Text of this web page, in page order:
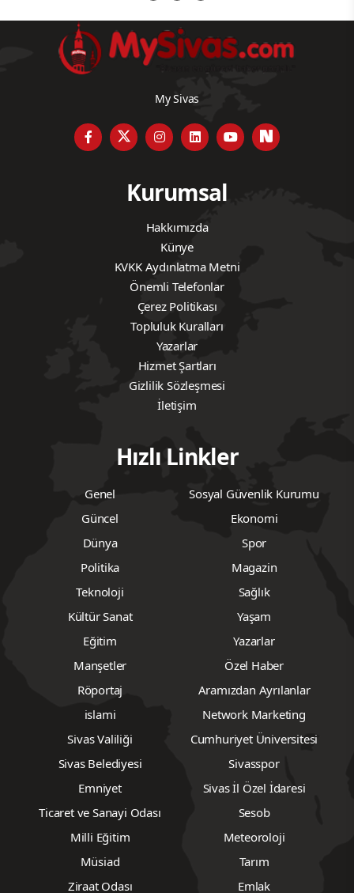
My Sivas
Kurumsal
Hakkımızda
Künye
KVKK Aydınlatma Metni
Önemli Telefonlar
Çerez Politikası
Topluluk Kuralları
Yazarlar
Hizmet Şartları
Gizlilik Sözleşmesi
İletişim
Hızlı Linkler
Genel
Sosyal Güvenlik Kurumu
Güncel
Ekonomi
Dünya
Spor
Politika
Magazin
Teknoloji
Sağlık
Kültür Sanat
Yaşam
Eğitim
Yazarlar
Manşetler
Özel Haber
Röportaj
Aramızdan Ayrılanlar
islami
Network Marketing
Sivas Valiliği
Cumhuriyet Üniversitesi
Sivas Belediyesi
Sivasspor
Emniyet
Sivas İl Özel İdaresi
Ticaret ve Sanayi Odası
Sesob
Milli Eğitim
Meteoroloji
Müsiad
Tarım
Ziraat Odası
Emlak